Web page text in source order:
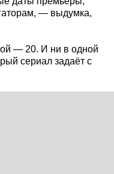
— выдумка,
— 20. И ни в одной
сериал задаёт с